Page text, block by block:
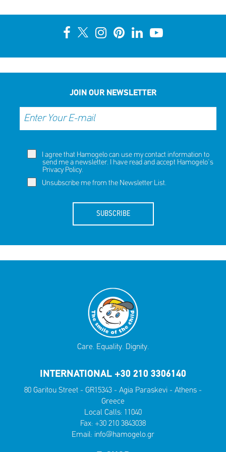
JOIN OUR NEWSLETTER
I agree that Hamogelo can use my contact information to
send me a newsletter. I have read and accept Hamogelo's
Privacy Policy.
Unsubscribe me from the Newsletter List.
SUBSCRIBE
Care. Equality. Dignity.
INTERNATIONAL +30 210 3306140
80 Garitou Street - GR15343 - Agia Paraskevi - Athens -
Greece
Local Calls: 11040
Fax: +30 210 3843038
Email: info@hamogelo.gr